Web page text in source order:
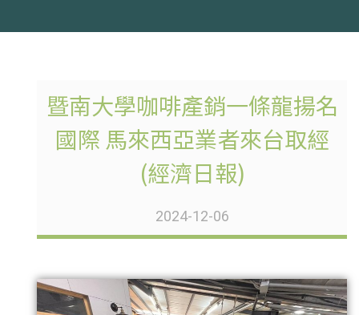
暨南大學咖啡產銷一條龍揚名
國際 馬來西亞業者來台取經
(經濟日報)
2024-12-06